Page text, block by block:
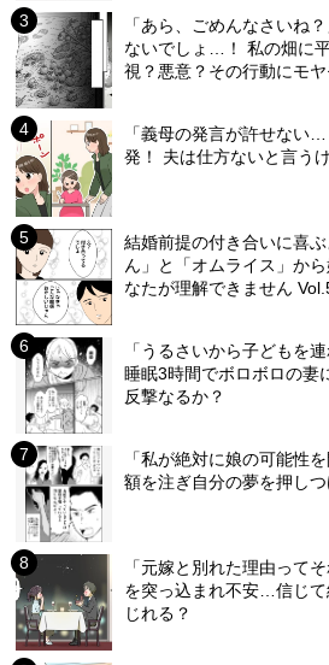
「あら、ごめんなさいね
ないでしょ…！ 私の畑に
視？悪意？その行動にモ
「義母の発言が許せない
発！ 夫は仕方ないと言う
結婚前提の付き合いに喜
ん」と「オムライス」か
なたが理解できません
「うるさいから子どもを
睡眠3時間でボロボロの
反撃なるか？
「私が絶対に娘の可能性
額を注ぎ自分の夢を押し
「元嫁と別れた理由って
を突っ込まれ不安…信じ
じれる？